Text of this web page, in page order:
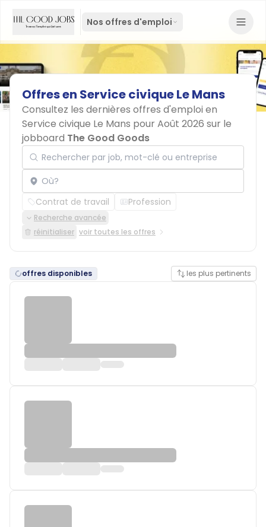
Nos offres d'emploi
Offresen ServiceciviqueLeMans
Consultez les dernières offres d'emploi en
Service civique Le Mans pour Août 2026 sur le
jobboard The Good Goods
Rechercher par job, mot-clé ou entreprise
Localisation
Contrat de travail Profession
Recherche avancée
réinitialiser voir toutes les offres
offres disponibles les plus pertinents